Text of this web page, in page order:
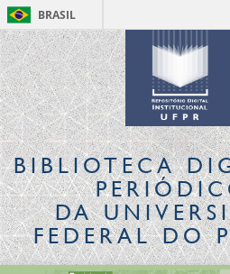
BRASIL
BIBLIOTECA
DA
FEDERAL DO